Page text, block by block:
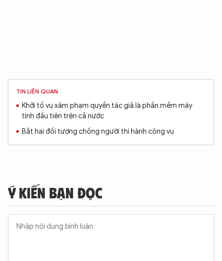
TIN LIÊN QUAN
Khởi tố vụ xâm phạm quyền tác giả là phần mềm máy
tính đầu tiên trên cả nước
Bắt hai đối tượng chống người thi hành công vụ
Ý KIẾN BẠN ĐỌC